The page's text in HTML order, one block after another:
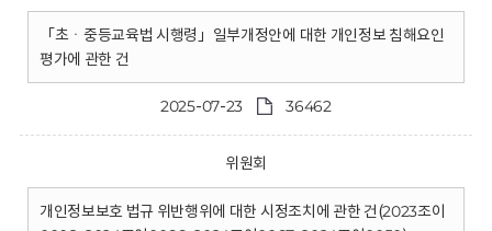
「초ㆍ중등교육법 시행령」일부개정안에 대한 개인정보 침해요인
평가에 관한 건
2025-07-23 36462
위원회
개인정보보호 법규 위반행위에 대한 시정조치에 관한 건(2023조이